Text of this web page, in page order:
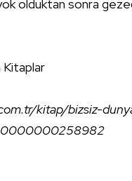
yok olduktan sonra
Kitaplar
kitap/bizsiz-